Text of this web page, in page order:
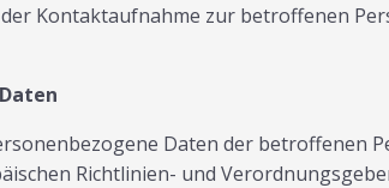
Kontaktaufnahme zur betroffenen
Daten der betroffenen
Richtlinien- und